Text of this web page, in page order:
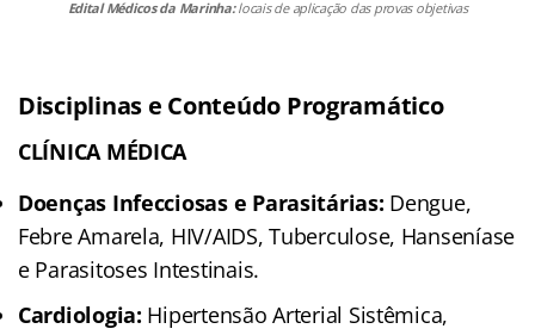
Edital Médicos da Marinha:locais de aplicação das provas objetivas
Disciplinas e Conteúdo Programático
CLÍNICA MÉDICA
Doenças Infecciosas e Parasitárias: Dengue,
Febre Amarela, HIV/AIDS, Tuberculose, Hanseníase
e Parasitoses Intestinais.
Cardiologia: Hipertensão Arterial Sistêmica,